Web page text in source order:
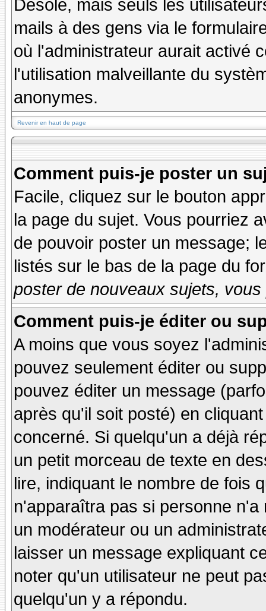
Désolé, mais seuls les
mails à des gens via le
où l'administrateur aurait activé
l'utilisation malveillante du
anonymes.
Revenir en haut de page
Comment puis-je poster un
Facile, cliquez sur le bouton
la page du sujet. Vous pourriez
de pouvoir poster un message;
listés sur le bas de la page du
poster de nouveaux sujets,
Comment puis-je éditer ou
A moins que vous soyez
pouvez seulement éditer ou
pouvez éditer un message
après qu'il soit posté) en
concerné. Si quelqu'un a déjà
un petit morceau de texte en
lire, indiquant le nombre de fois
n'apparaîtra pas si personne
un modérateur ou un
laisser un message expliquant
noter qu'un utilisateur ne peut
quelqu'un y a répondu.